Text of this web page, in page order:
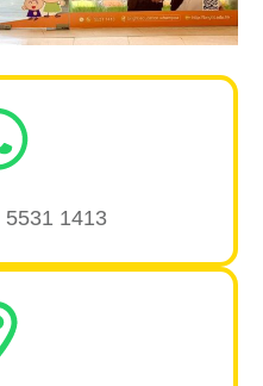
5531 1413